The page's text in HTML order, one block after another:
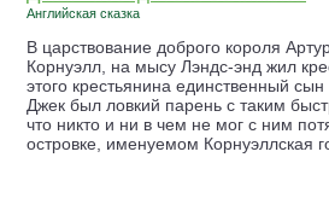
Английская сказка
В царствование доброго короля
Корнуэлл, на мысу Лэндс-энд жил
этого крестьянина единственный
Джек был ловкий парень с таким
что никто и ни в чем не мог с ним
островке, именуемом Корнуэллская